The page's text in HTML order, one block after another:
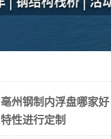
亳州钢制内浮盘哪家
特性进行定制